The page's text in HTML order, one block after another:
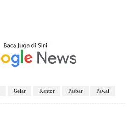
Gelar Kantor Pasbar Pawai